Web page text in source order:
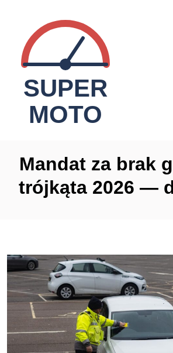
Mandat za brak
trójkąta 2026 —